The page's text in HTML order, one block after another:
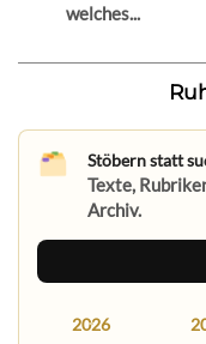
welches...
Stöbern statt
Texte,
Archiv.
2026